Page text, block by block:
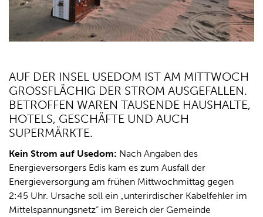
AUF DER INSEL USEDOM IST AM MITTWOCH
GROSSFLÄCHIG DER STROM AUSGEFALLEN. B
ETROFFEN WAREN TAUSENDE HAUSHALTE, H
OTELS, GESCHÄFTE UND AUCH S
UPERMÄRKTE.
Kein Strom auf Usedom: Nach Angaben des
Energieversorgers Edis kam es zum Ausfall der
Energieversorgung am frühen Mittwochmittag gegen
2:45 Uhr. Ursache soll ein „unterirdischer Kabelfehler im
Mittelspannungsnetz“ im Bereich der Gemeinde